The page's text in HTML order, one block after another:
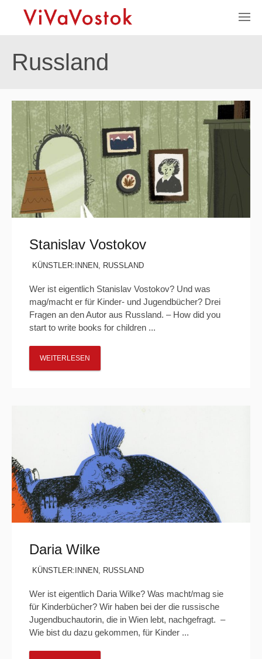
Russland
Stanislav Vostokov
KÜNSTLER:INNEN, RUSSLAND
Wer ist eigentlich Stanislav Vostokov? Und was
mag/macht er für Kinder- und Jugendbücher? Drei
Fragen an den Autor aus Russland. – How did you
start to write books for children ...
WEITERLESEN
Daria Wilke
KÜNSTLER:INNEN, RUSSLAND
Wer ist eigentlich Daria Wilke? Was macht/mag sie
für Kinderbücher? Wir haben bei der die russische
Jugendbuchautorin, die in Wien lebt, nachgefragt. –
Wie bist du dazu gekommen, für Kinder ...